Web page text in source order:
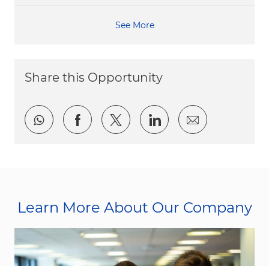
See More
Share this Opportunity
Share via whatsapp
Share via Facebook
Share via twitter
Share viaShare via
Learn More About Our Company